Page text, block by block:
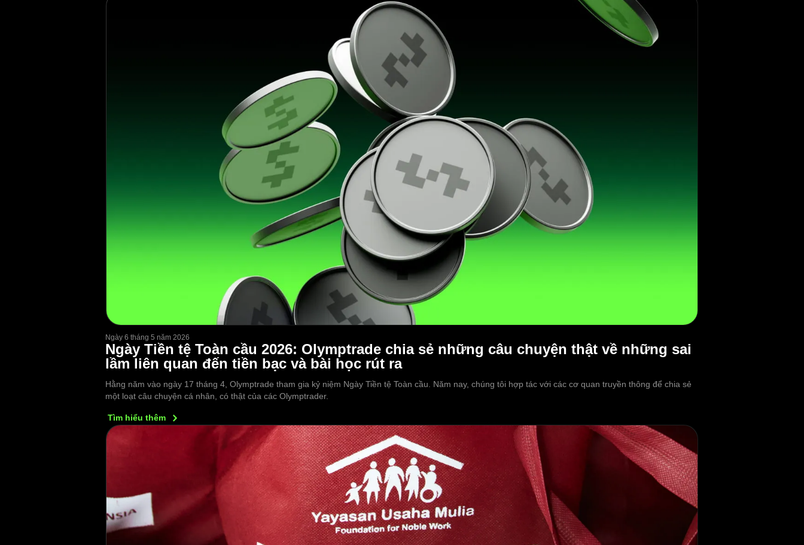
Ngày 6 tháng 5 năm 2026
Ngày Tiền tệ Toàn cầu 2026: Olymptrade chia sẻ những câu chuyện thật về những sai
lầm liên quan đến tiền bạc và bài học rút ra
Hằng năm vào ngày 17 tháng 4, Olymptrade tham gia kỷ niệm Ngày Tiền tệ Toàn cầu. Năm nay, chúng tôi hợp tác với các cơ quan truyền thông để chia sẻ
một loạt câu chuyện cá nhân, có thật của các Olymptrader.
Tìm hiểu thêm